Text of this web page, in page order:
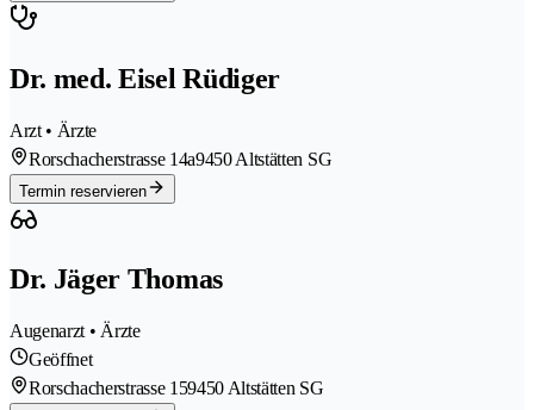
Dr. med. Eisel Rüdiger
Arzt • Ärzte
Rorschacherstrasse 14a9450 Altstätten SG
Termin reservieren
Dr. Jäger Thomas
Augenarzt • Ärzte
Geöffnet
Rorschacherstrasse 159450 Altstätten SG